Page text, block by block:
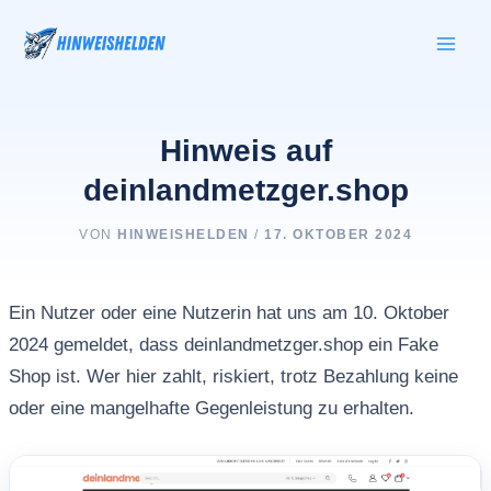
Inhalt
springen
Hinweis auf
deinlandmetzger.shop
VON HINWEISHELDEN / 17. OKTOBER 2024
Ein Nutzer oder eine Nutzerin hat uns am 10. Oktober
2024 gemeldet, dass deinlandmetzger.shop ein Fake
Shop ist. Wer hier zahlt, riskiert, trotz Bezahlung keine
oder eine mangelhafte Gegenleistung zu erhalten.